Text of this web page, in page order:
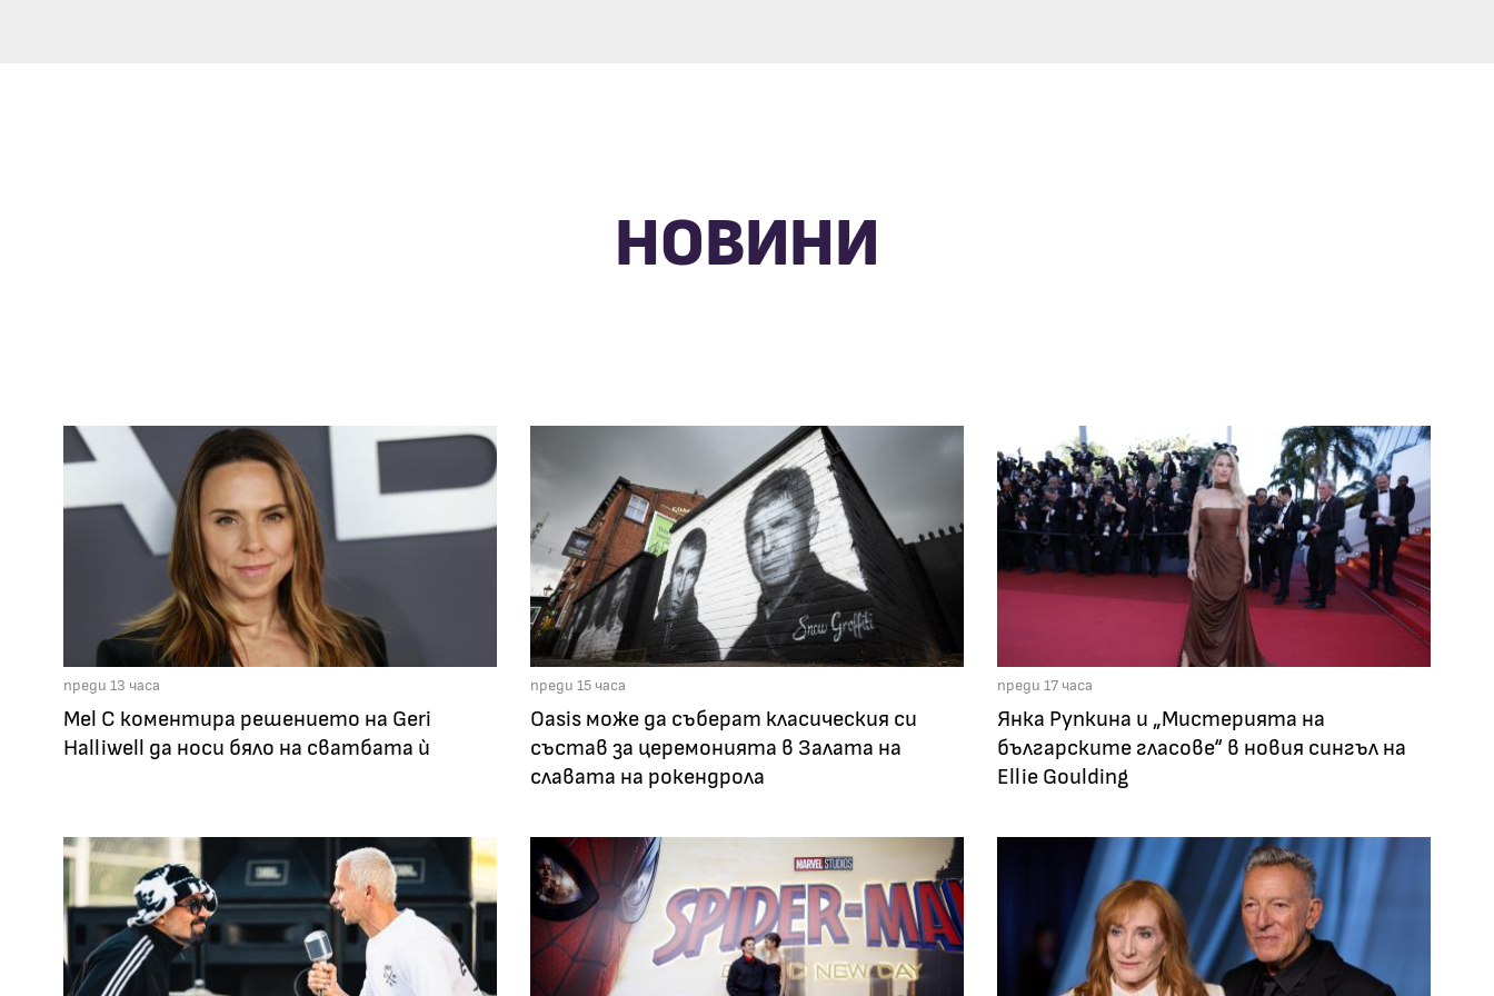
НОВИНИ
преди 13 часа
Mel C коментира решението на Geri
Halliwell да носи бяло на сватбата ѝ
преди 15 часа
Oasis може да съберат класическия си
състав за церемонията в Залата на
славата на рокендрола
преди 17 часа
Янка Рупкина и „Мистерията на
българските гласове“ в новия сингъл на
Ellie Goulding